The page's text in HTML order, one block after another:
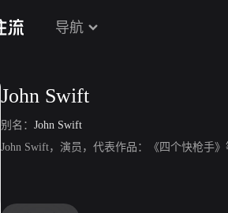
导航
John Swift
别名： John Swift
John Swift，演员，代表作品：《四个快枪手